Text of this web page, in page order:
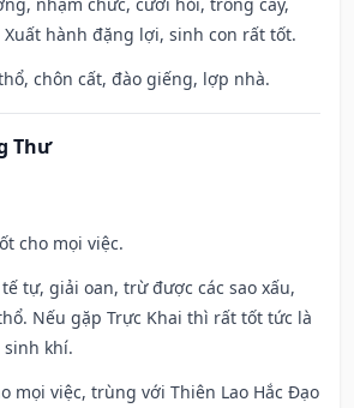
hành đặng lợi, sinh con rất tốt.
chôn cất, đào giếng, lợp nhà.
Thư
cho mọi việc.
tự, giải oan, trừ được các sao xấu,
Nếu gặp Trực Khai thì rất tốt tức là
sinh khí.
mọi việc, trùng với Thiên Lao Hắc Đạo